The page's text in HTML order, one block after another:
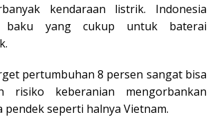
kendaraan listrik. Indonesia
baku yang cukup untuk baterai
pertumbuhan 8 persen sangat bisa
risiko keberanian mengorbankan
seperti halnya Vietnam.